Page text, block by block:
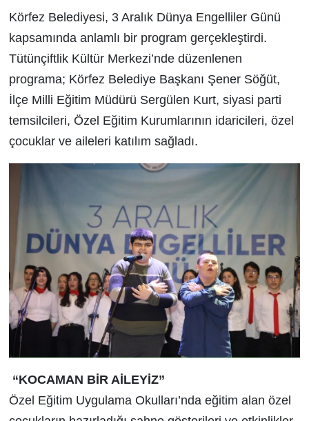
Körfez Belediyesi, 3 Aralık Dünya Engelliler Günü
kapsamında anlamlı bir program gerçekleştirdi.
Tütünçiftlik Kültür Merkezi’nde düzenlenen
programa; Körfez Belediye Başkanı Şener Söğüt,
İlçe Milli Eğitim Müdürü Sergülen Kurt, siyasi parti
temsilcileri, Özel Eğitim Kurumlarının idaricileri, özel
çocuklar ve aileleri katılım sağladı.
“KOCAMAN BİR AİLEYİZ”
Özel Eğitim Uygulama Okulları’nda eğitim alan özel